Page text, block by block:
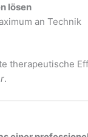
lösen
an Technik
therapeutische
.